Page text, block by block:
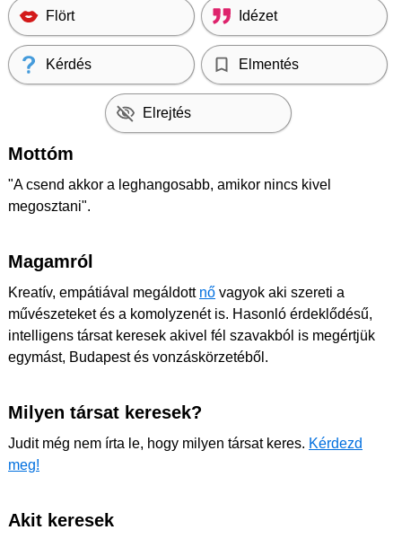
Flört Idézet
Kérdés Elmentés
Elrejtés
Mottóm
"A csend akkor a leghangosabb, amikor nincs kivel
megosztani".
Magamról
Kreatív, empátiával megáldott nő vagyok aki szereti a
művészeteket és a komolyzenét is. Hasonló érdeklődésű,
intelligens társat keresek akivel fél szavakból is megértjük
egymást, Budapest és vonzáskörzetéből.
Milyen társat keresek?
Judit még nem írta le, hogy milyen társat keres. Kérdezd
meg!
Akit keresek